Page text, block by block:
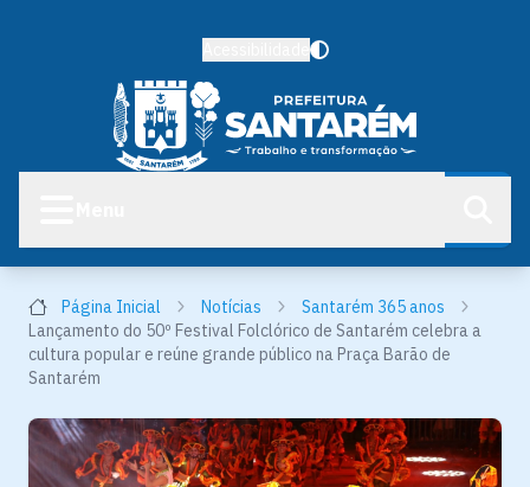
Página Inicial Notícias
Santarém 365 anos
Lançamento do 50º Festival Folclórico de Santarém celebra a
cultura popular e reúne grande público na Praça Barão de
Santarém